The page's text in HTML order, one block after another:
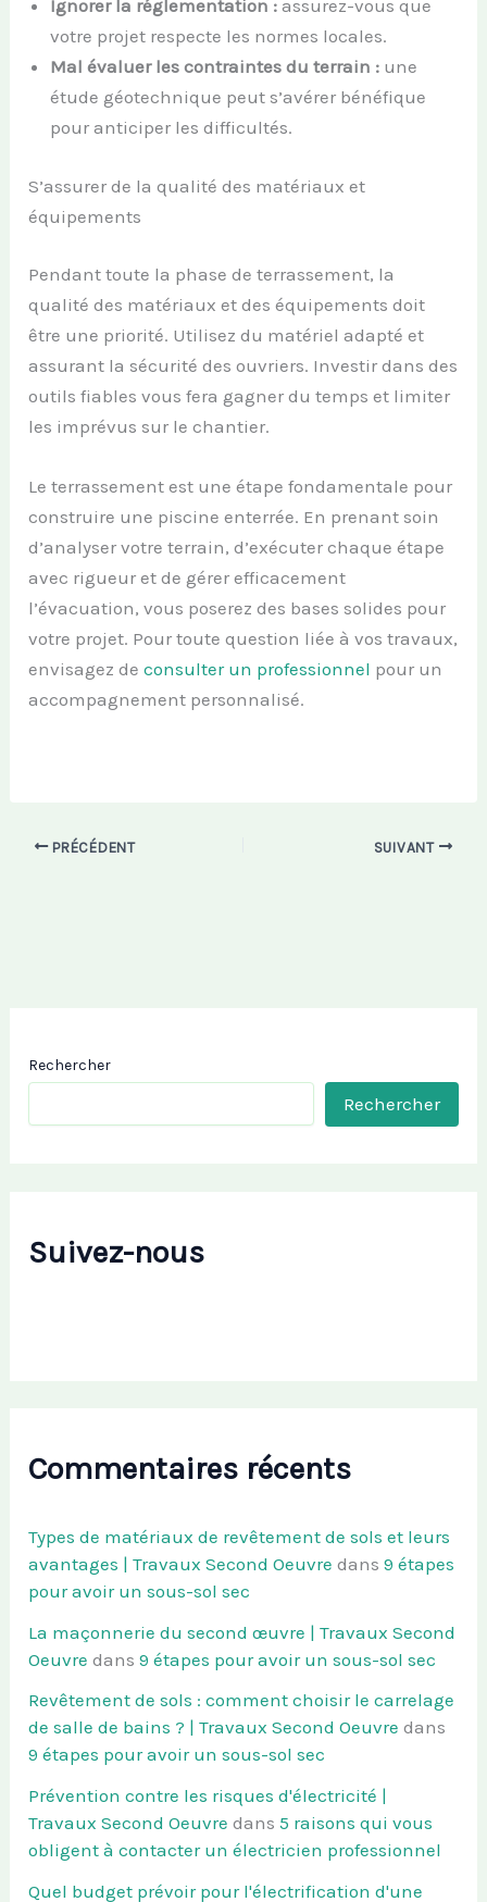
Ignorer la réglementation : assurez-vous que
votre projet respecte les normes locales.
Mal évaluer les contraintes du terrain : une
étude géotechnique peut s’avérer bénéfique
pour anticiper les difficultés.
S’assurer de la qualité des matériaux et
équipements
Pendant toute la phase de terrassement, la
qualité des matériaux et des équipements doit
être une priorité. Utilisez du matériel adapté et
assurant la sécurité des ouvriers. Investir dans des
outils fiables vous fera gagner du temps et limiter
les imprévus sur le chantier.
Le terrassement est une étape fondamentale pour
construire une piscine enterrée. En prenant soin
d’analyser votre terrain, d’exécuter chaque étape
avec rigueur et de gérer efficacement
l’évacuation, vous poserez des bases solides pour
votre projet. Pour toute question liée à vos travaux,
envisagez de consulter un professionnel pour un
accompagnement personnalisé.
PRÉCÉDENT SUIVANT
Rechercher
Rechercher
Suivez-nous
Commentaires récents
Types de matériaux de revêtement de sols et leurs
avantages | Travaux Second Oeuvre dans9 étapes
pour avoir un sous-sol sec
La maçonnerie du second œuvre | Travaux Second
Oeuvre dans9 étapes pour avoir un sous-sol sec
Revêtement de sols : comment choisir le carrelage
de salle de bains ? | Travaux Second Oeuvre dans
9 étapes pour avoir un sous-sol sec
Prévention contre les risques d'électricité |
Travaux Second Oeuvre dans5 raisons qui vous
obligent à contacter un électricien professionnel
Quel budget prévoir pour l'électrification d'une